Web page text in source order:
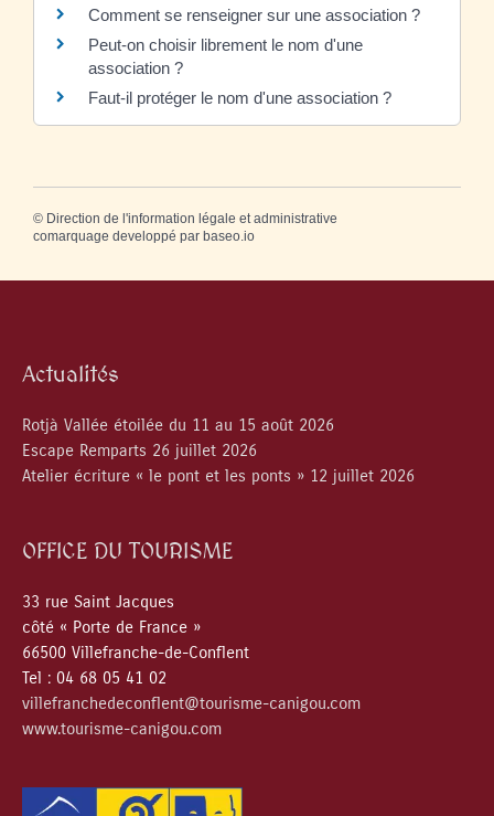
Comment se renseigner sur une association ?
Peut-on choisir librement le nom d'une
association ?
Faut-il protéger le nom d'une association ?
© Direction de l'information légale et administrative
comarquage developpé par baseo.io
Actualités
Rotjà Vallée étoilée du 11 au 15 août 2026
Escape Remparts 26 juillet 2026
Atelier écriture « le pont et les ponts » 12 juillet 2026
OFFICE DU TOURISME
33 rue Saint Jacques
côté « Porte de France »
66500 Villefranche-de-Conflent
Tel : 04 68 05 41 02
villefranchedeconflent@tourisme-canigou.com
www.tourisme-canigou.com